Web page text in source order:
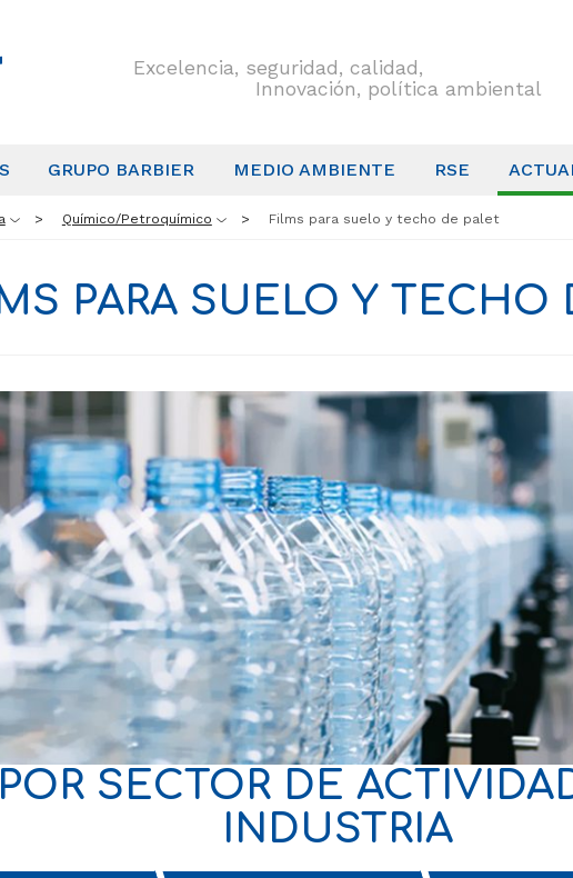
Excelencia, seguridad, calidad,
Innovación, política ambiental
GRUPO BARBIER MEDIO AMBIENTE RSE
Químico/Petroquímico Films para suelo y techo de palet
PARA SUELO Y TECHO
SECTOR DE
INDUSTRIA